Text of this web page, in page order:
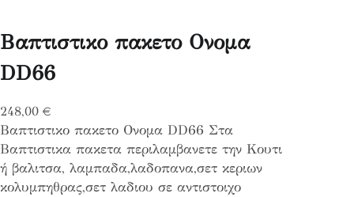
Βαπτιστικο πακετο Ονομα
DD66
248,00 €
Βαπτιστικο πακετο Ονομα DD66 Στα
Βαπτιστικα πακετα περιλαμβανετε την Κουτι
ή βαλιτσα, λαμπαδα,λαδοπανα,σετ κεριων
κολυμπηθρας,σετ λαδιου σε αντιστοιχο